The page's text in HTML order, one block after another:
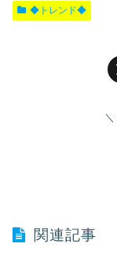
◆トレンド◆
関連記事